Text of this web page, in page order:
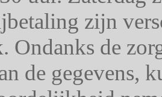
zijn
Ondanks de
de gegevens,